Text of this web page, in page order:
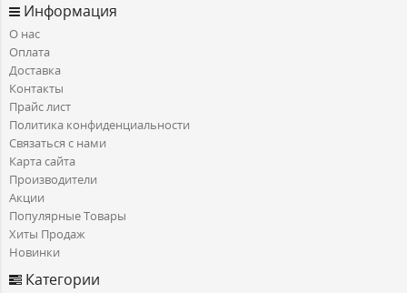
Информация
О нас
Оплата
Доставка
Контакты
Прайс лист
Политика конфиденциальности
Связаться с нами
Карта сайта
Производители
Акции
Популярные Товары
Хиты Продаж
Новинки
Категории